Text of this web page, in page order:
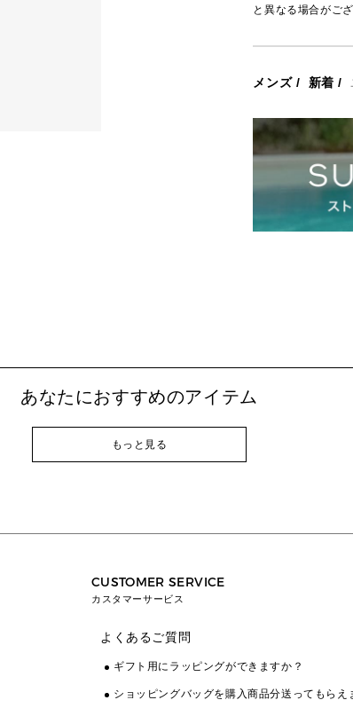
と異なる場合がござ
メンズ/ 新着 /
あなたにおすすめのアイテム
もっと見る
CUSTOMER SERVICE
カスタマーサービス
よくあるご質問
ギフト用にラッピングができますか？
ショッピングバッグを購入商品分送ってもらえ